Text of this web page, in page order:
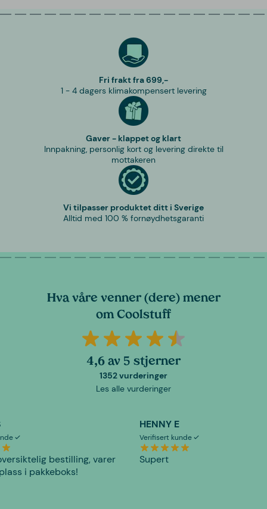
Fri frakt fra 699,-
1 - 4 dagers klimakompensert levering
Gaver - klappet og klart
Innpakning, personlig kort og levering direkte til
mottakeren
Vi tilpasser produktet ditt i Sverige
Alltid med 100 % fornøydhetsgaranti
Hva våre venner (dere) mener
om Coolstuff
4,6 av 5 stjerner
1352 vurderinger
Les alle vurderinger
bestilling, varer
i pakkeboks!
HENNY E
Verifisert kunde
Supert